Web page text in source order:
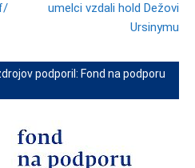
umelci vzdali hold Dežovi
Ursinymu
podporil: Fond na podporu